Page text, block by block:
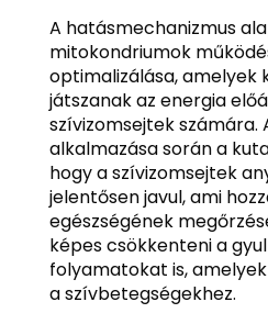
A hatásmechanizmus
mitokondriumok
optimalizálása, amelyek
játszanak az energia
szívizomsejtek számára.
alkalmazása során a
hogy a szívizomsejtek
jelentősen javul, ami
egészségének
képes csökkenteni a
folyamatokat is,
a szívbetegségekhez.